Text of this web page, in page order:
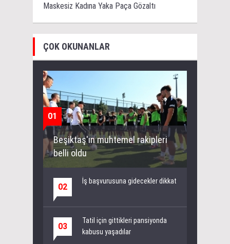
Maskesiz Kadına Yaka Paça Gözaltı
ÇOK OKUNANLAR
01
Beşiktaş'ın muhtemel rakipleri
belli oldu
02
İş başvurusuna gidecekler dikkat
03
Tatil için gittikleri pansiyonda
kabusu yaşadılar